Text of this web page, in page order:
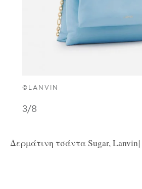
©LANVIN
3/8
Δερμάτινη τσάντα Sugar, Lanvin|